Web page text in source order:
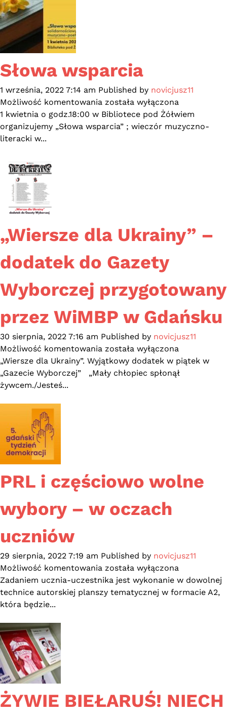
Słowa wsparcia
1 września, 2022 7:14 am Published by novicjusz11
Możliwość komentowania Słowa
wsparcia
została wyłączona
1 kwietnia o godz.18:00 w Bibliotece pod Żółwiem
organizujemy „Słowa wsparcia” ; wieczór muzyczno-
literacki w...
„Wiersze dla Ukrainy” –
dodatek do Gazety
Wyborczej przygotowany
przez WiMBP w Gdańsku
30 sierpnia, 2022 7:16 am Published by novicjusz11
Możliwość komentowania „Wiersze
dla
Ukrainy”
w
została wyłączona
„Wiersze dla Ukrainy”. Wyjątkowy dodatek w piątek w
„Gazecie Wyborczej” „Mały chłopiec spłonął
żywcem./Jesteś...
PRL i częściowo wolne
wybory – w oczach
uczniów
29 sierpnia, 2022 7:19 am Published by novicjusz11
Możliwość komentowania PRL
i
częściowo
została wyłączona
Zadaniem ucznia-uczestnika jest wykonanie w dowolnej
technice autorskiej planszy tematycznej w formacie A2,
która będzie...
ŻYWIE BIEŁARUŚ! NIECH